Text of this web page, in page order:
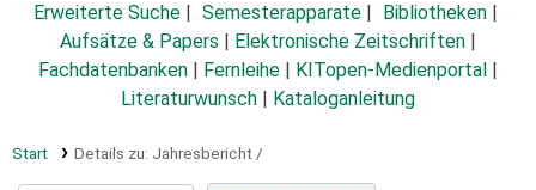
Erweiterte Suche Semesterapparate
Bibliotheken
Aufsätze & Papers
Elektronische Zeitschriften
Fachdatenbanken
Fernleihe KITopen-Medienportal
Literaturwunsch
Kataloganleitung
Start Details zu: Jahresbericht /